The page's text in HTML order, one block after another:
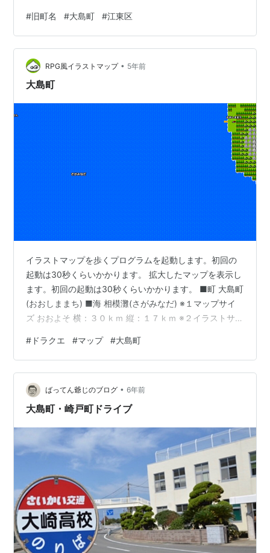
うなアパートに設置されていた。 歴史 1889年（明治22
年）5月1日町村制の施行に伴い、東京府南葛飾郡および
深川区（横十間川以東）の以下の各町村が合併して大島
村が発足。全域小名木村…天正年間（1573年〜1592年）
に小名木川を開削した小名木四郎兵衛が拓いた村。六間
#旧町名 #大島町 #江東区
RPG風イラストマップ • 5年前
大島町
イラストマップを歩くプログラムを起動します。初回の
起動は30秒くらいかかります。 拡大したマップを表示し
ます。初回の起動は30秒くらいかかります。 ■町 大島町
(おおしままち) ■海 相模灘(さがみなだ) ※１マップサイ
ズ おおよそ 横：３０ｋｍ 縦：１７ｋｍ ※２イラストサイ
ップについて ※４イラストマップやプログラムの利用に
ついて ※５イラストマップを歩くプログラムの操作につ
いて Lot. 30051078
# ドラクエ #マップ #大島町
ばってん爺じのブログ • 6年前
大島町・崎戸町ドライブ